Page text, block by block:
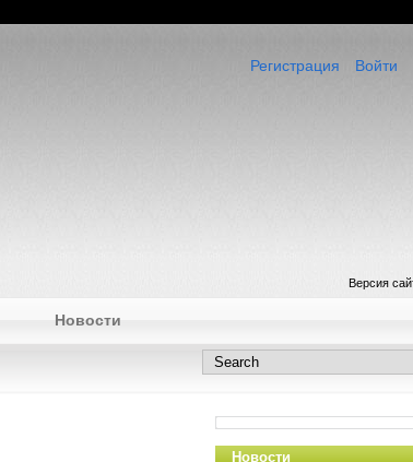
Войти
Регистрация
Версия
Новости
Новости